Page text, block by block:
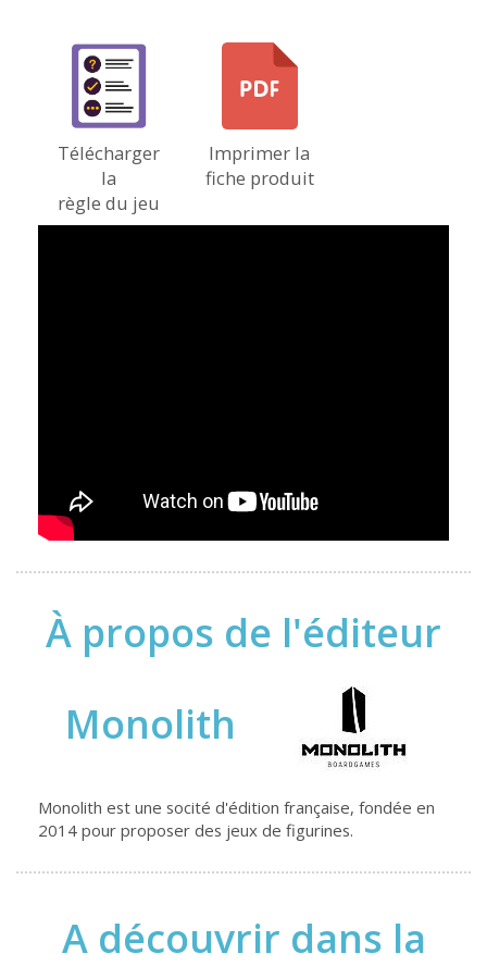
Télécharger
la
règle du jeu
Imprimer la
fiche produit
À propos de l'éditeur
Monolith
Monolith est une socité d'édition française, fondée en
2014 pour proposer des jeux de figurines.
A découvrir dans la